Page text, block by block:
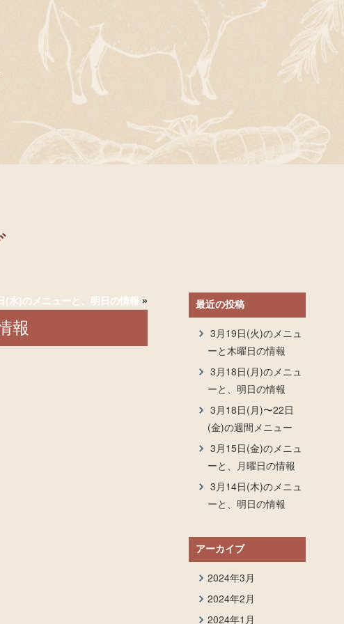
(水)のメニューと、明日の情報 »
報
最近の投稿
3月19日(火)のメニュ
ーと木曜日の情報
3月18日(月)のメニュ
ーと、明日の情報
3月18日(月)〜22日
(金)の週間メニュー
3月15日(金)のメニュ
ーと、月曜日の情報
3月14日(木)のメニュ
ーと、明日の情報
アーカイブ
2024年3月
2024年2月
2024年1月